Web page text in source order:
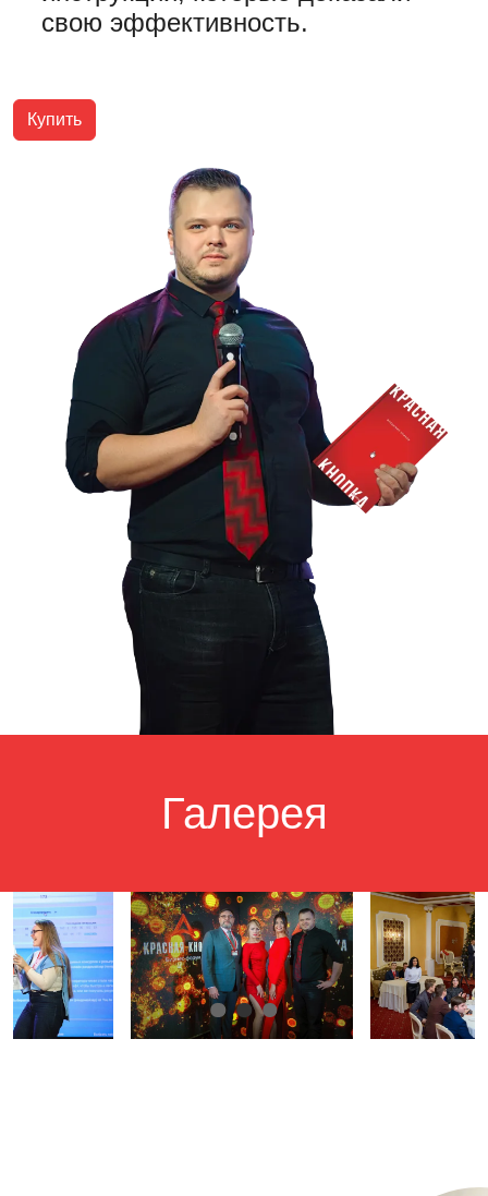
свою эффективность.
Купить
Галерея